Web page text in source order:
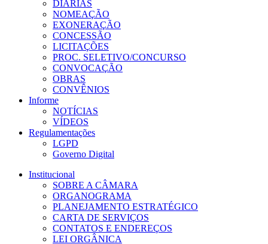
DIÁRIAS
NOMEAÇÃO
EXONERAÇÃO
CONCESSÃO
LICITAÇÕES
PROC. SELETIVO/CONCURSO
CONVOCAÇÃO
OBRAS
CONVÊNIOS
Informe
NOTÍCIAS
VÍDEOS
Regulamentações
LGPD
Governo Digital
Institucional
SOBRE A CÂMARA
ORGANOGRAMA
PLANEJAMENTO ESTRATÉGICO
CARTA DE SERVIÇOS
CONTATOS E ENDEREÇOS
LEI ORGÂNICA